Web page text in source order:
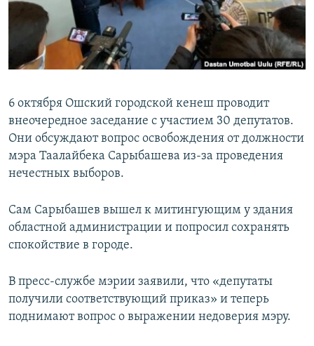
6 октября Ошский городской кенеш проводит
внеочередное заседание с участием 30 депутатов.
Они обсуждают вопрос освобождения от должности
мэра Таалайбека Сарыбашева из-за проведения
нечестных выборов.
Сам Сарыбашев вышел к митингующим у здания
областной администрации и попросил сохранять
спокойствие в городе.
В пресс-службе мэрии заявили, что «депутаты
получили соответствующий приказ» и теперь
поднимают вопрос о выражении недоверия мэру.